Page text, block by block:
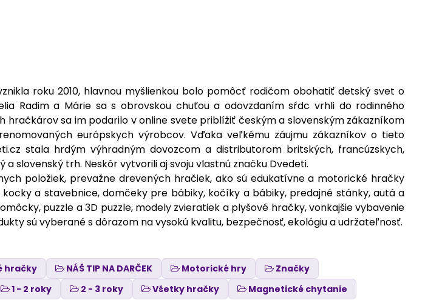
roku 2010, hlavnou myšlienkou bolo pomôcť rodičom obohatiť detský svet o
Radim a Márie sa s obrovskou chuťou a odovzdaním sŕdc vrhli do rodinného
hračkárov sa im podarilo v online svete priblížiť českým a slovenským zákazníkom
európskych výrobcov. Vďaka veľkému záujmu zákazníkov o tieto
stala hrdým výhradným dovozcom a distributorom britských, francúzskych,
slovenský trh. Neskôr vytvorili aj svoju vlastnú značku Dvedeti.
položiek, prevažne drevených hračiek, ako sú edukatívne a motorické hračky
a stavebnice, domčeky pre bábiky, kočíky a bábiky, predajné stánky, autá a
puzzle a 3D puzzle, modely zvieratiek a plyšové hračky, vonkajšie vybavenie
sú vyberané s dôrazom na vysokú kvalitu, bezpečnosť, ekológiu a udržateľnosť.
hračky NÁŠ TIP NA DARČEK Motorické hry
Značky
1 - 2 roky 2 - 3 roky Všetky hračky
Magnetické chytanie